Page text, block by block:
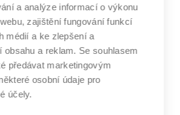
fondů
/ ContriBUTe
učení
technické
Brně
V BRNĚ
www.vut.cz
vut@vutbr.cz
a analýze informací o výkonu
zajištění fungování funkcí
médií a ke zlepšení a
obsahu a reklam. Se souhlasem
předávat marketingovým
osobní údaje pro
účely.